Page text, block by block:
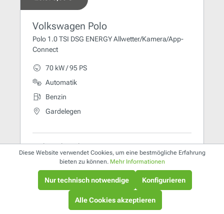
Volkswagen Polo
Polo 1.0 TSI DSG ENERGY Allwetter/Kamera/App-
Connect
70 kW / 95 PS
Automatik
Benzin
Gardelegen
Verbrauch nach WLTP :
Kraftstoffverbrauch (kombiniert) 5,4 l/100km
CO₂-Emissionen (kombiniert) 123 g/km
CO₂-Klasse D
EZ: Neufahrzeug DETAILS
Diese Website verwendet Cookies, um eine bestmögliche Erfahrung
bieten zu können. Mehr Informationen
Nur technisch notwendige Konfigurieren
Alle Cookies akzeptieren